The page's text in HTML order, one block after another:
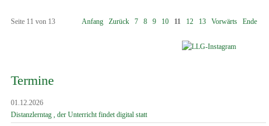
Seite 11 von 13 Anfang Zurück 7 8 9 10 11 12 13 Vorwärts Ende
Termine
01.12.2026
Distanzlerntag , der Unterricht findet digital statt